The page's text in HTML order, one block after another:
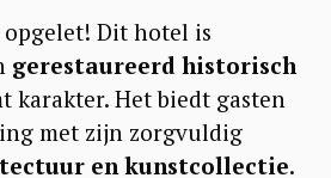
Dit hotel is
gerestaureerd historisch
karakter. Het biedt gasten
met zijn zorgvuldig
en kunstcollectie.